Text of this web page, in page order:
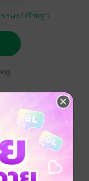
รรมะ/ปรัชญา
๔ พระราชพรหม
ะ ถาวโร)